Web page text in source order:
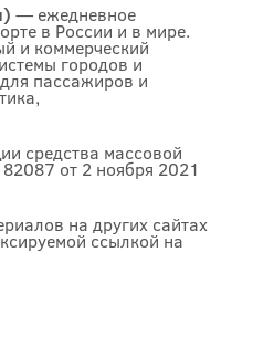
— ежедневное
в России и в мире.
и коммерческий
городов и
пассажиров и
средства массовой
от 2 ноября 2021
на других сайтах
ссылкой на